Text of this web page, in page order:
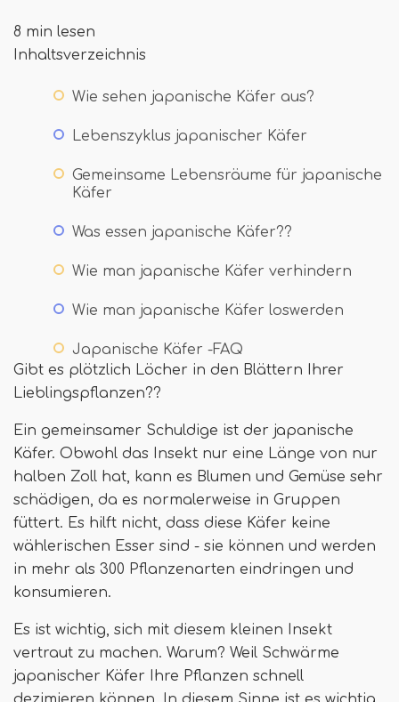
8 min lesen
Inhaltsverzeichnis
Wie sehen japanische Käfer aus?
Lebenszyklus japanischer Käfer
Gemeinsame Lebensräume für japanische
Käfer
Was essen japanische Käfer??
Wie man japanische Käfer verhindern
Wie man japanische Käfer loswerden
Japanische Käfer -FAQ
Gibt es plötzlich Löcher in den Blättern Ihrer
Lieblingspflanzen??
Ein gemeinsamer Schuldige ist der japanische
Käfer. Obwohl das Insekt nur eine Länge von nur
halben Zoll hat, kann es Blumen und Gemüse sehr
schädigen, da es normalerweise in Gruppen
füttert. Es hilft nicht, dass diese Käfer keine
wählerischen Esser sind - sie können und werden
in mehr als 300 Pflanzenarten eindringen und
konsumieren.
Es ist wichtig, sich mit diesem kleinen Insekt
vertraut zu machen. Warum? Weil Schwärme
japanischer Käfer Ihre Pflanzen schnell